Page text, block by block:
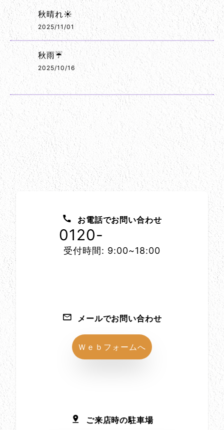
秋晴れ☀️
2025/11/01
秋雨☔
2025/10/16
お電話でお問い合わせ
0120-
受付時間: 9:00~18:00
メールでお問い合わせ
Ｗｅｂフォームへ
ご来店時の駐車場